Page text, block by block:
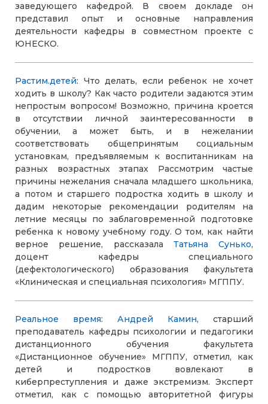
заведующего кафедрой. В своем докладе он
представил опыт и основные направления
деятельности кафедры в совместном проекте с
ЮНЕСКО.
Растим.детей: Что делать, если ребенок не хочет
ходить в школу? Как часто родители задаются этим
непростым вопросом! Возможно, причина кроется
в отсутствии личной заинтересованности в
обучении, а может быть, и в нежелании
соответствовать общепринятым социальным
установкам, предъявляемым к воспитанникам на
разных возрастных этапах Рассмотрим частые
причины нежелания сначала младшего школьника,
а потом и старшего подростка ходить в школу и
дадим некоторые рекомендации родителям на
летние месяцы по заблаговременной подготовке
ребенка к новому учебному году. О том, как найти
верное решение, рассказала Татьяна Сунько,
доцент кафедры специального
(дефектологического) образования факультета
«Клиническая и специальная психология» МГППУ.
Реальное время: Андрей Камин, старший
преподаватель кафедры психологии и педагогики
дистанционного обучения факультета
«Дистанционное обучение» МГППУ, отметил, как
детей и подростков вовлекают в
киберпреступления и даже экстремизм. Эксперт
отметил, как с помощью авторитетной фигуры